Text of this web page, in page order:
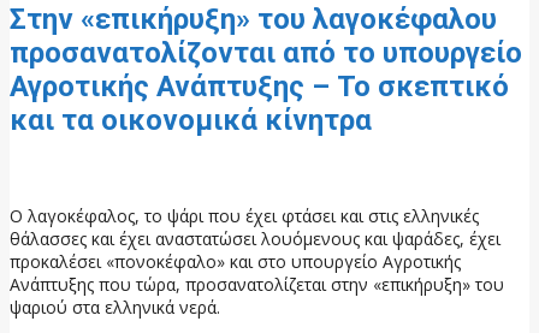
Στην «επικήρυξη» του λαγοκέφαλου
προσανατολίζονται από το υπουργείο
Αγροτικής Ανάπτυξης – Το σκεπτικό
και τα οικονομικά κίνητρα
Ο λαγοκέφαλος, το ψάρι που έχει φτάσει και στις ελληνικές
θάλασσες και έχει αναστατώσει λουόμενους και ψαράδες, έχει
προκαλέσει «πονοκέφαλο» και στο υπουργείο Αγροτικής
Ανάπτυξης που τώρα, προσανατολίζεται στην «επικήρυξη» του
ψαριού στα ελληνικά νερά.